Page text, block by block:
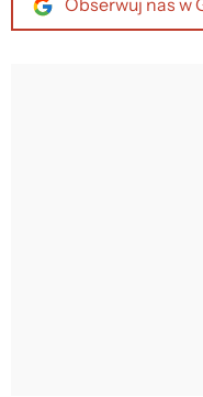
Obserwuj nas w